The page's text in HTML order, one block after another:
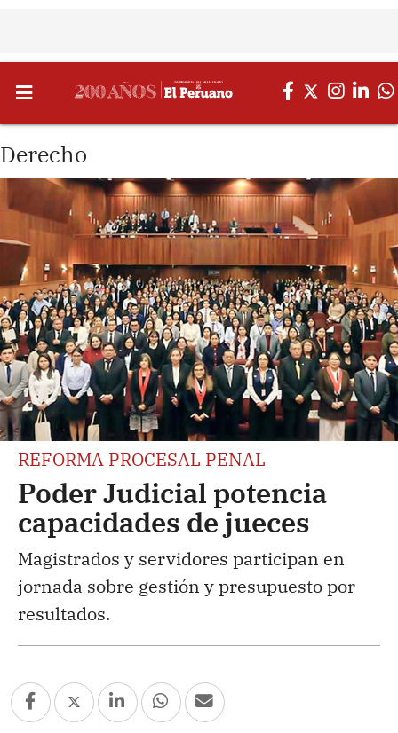
Derecho
REFORMA PROCESAL PENAL
Poder Judicial potencia
capacidades de jueces
Magistrados y servidores participan en
jornada sobre gestión y presupuesto por
resultados.